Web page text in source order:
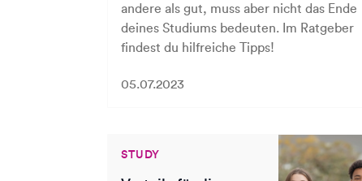
andere als gut, muss aber nicht das Ende
deines Studiums bedeuten. Im Ratgeber
findest du hilfreiche Tipps!
05.07.2023
STUDY